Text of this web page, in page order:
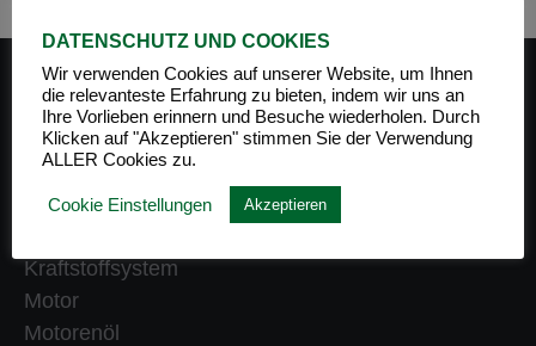
PRODUKT-KATEGORIEN
Getriebe
Heizung
Kraftstoffsystem
Motor
Motorenöl
DATENSCHUTZ UND COOKIES
Wir verwenden Cookies auf unserer Website, um Ihnen
die relevanteste Erfahrung zu bieten, indem wir uns an
Ihre Vorlieben erinnern und Besuche wiederholen. Durch
Klicken auf "Akzeptieren" stimmen Sie der Verwendung
ALLER Cookies zu.
Cookie Einstellungen Akzeptieren